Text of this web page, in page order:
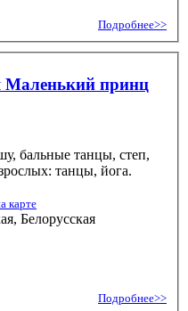
Подробнее>>
Маленький принц
бальные танцы, степ,
танцы, йога.
карте
Белорусская
Подробнее>>